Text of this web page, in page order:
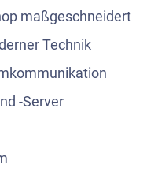
maßgeschneidert
Technik
-Server